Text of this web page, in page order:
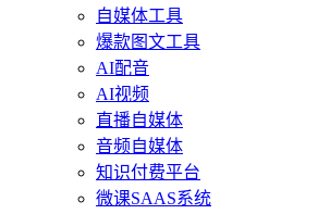
自媒体工具
爆款图文工具
AI配音
AI视频
直播自媒体
音频自媒体
知识付费平台
微课SAAS系统